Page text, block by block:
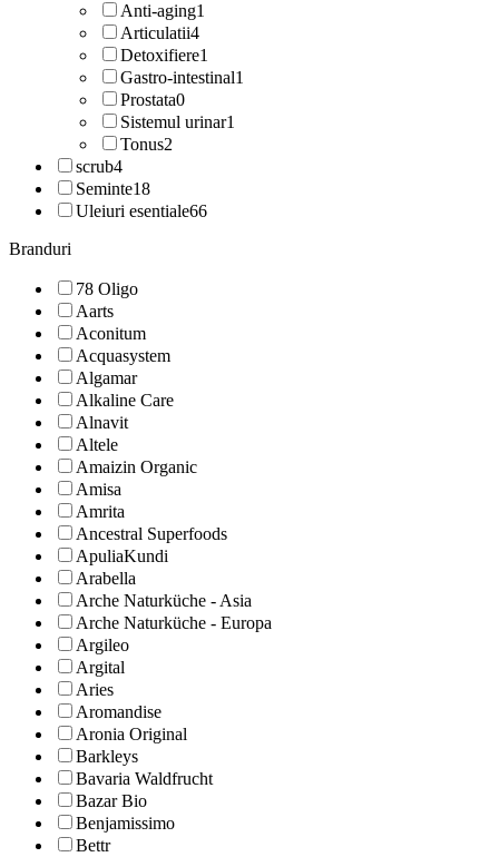
Anti-aging1
Articulatii4
Detoxifiere1
Gastro-intestinal1
Prostata0
Sistemul urinar1
Tonus2
scrub4
Seminte18
Uleiuri esentiale66
Branduri
78 Oligo
Aarts
Aconitum
Acquasystem
Algamar
Alkaline Care
Alnavit
Altele
Amaizin Organic
Amisa
Amrita
Ancestral Superfoods
ApuliaKundi
Arabella
Arche Naturküche - Asia
Arche Naturküche - Europa
Argileo
Argital
Aries
Aromandise
Aronia Original
Barkleys
Bavaria Waldfrucht
Bazar Bio
Benjamissimo
Bettr